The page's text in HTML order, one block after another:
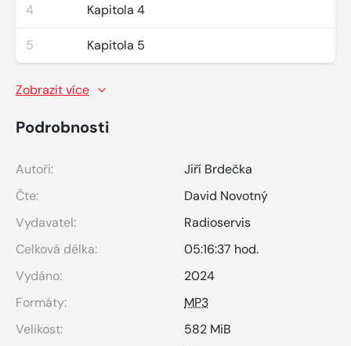
4 Kapitola 4
5 Kapitola 5
Zobrazit více
Podrobnosti
Autoři:
Jiří Brdečka
Čte:
David Novotný
Vydavatel:
Radioservis
Celková délka:
05:16:37 hod.
Vydáno:
2024
Formáty:
MP3
Velikost:
582 MiB